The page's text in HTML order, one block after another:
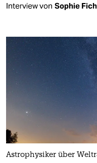
Interview von Sophie
Astrophysiker über